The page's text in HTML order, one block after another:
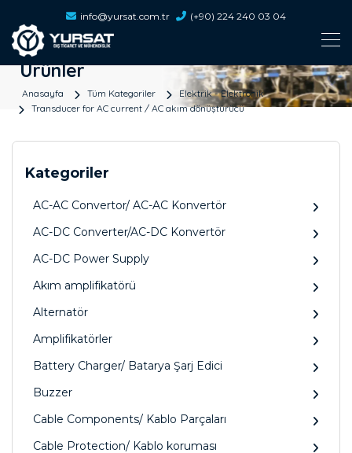
info@yursat.com.tr (+90) 224 240 03 04
Ürünler
Anasayfa Tüm Kategoriler
Elektrik - Elektronik
Transducer for AC current / AC akım dönüştürücü
Kategoriler
AC-AC Convertor/ AC-AC Konvertör
AC-DC Converter/AC-DC Konvertör
AC-DC Power Supply
Akım amplifikatörü
Alternatör
Amplifikatörler
Battery Charger/ Batarya Şarj Edici
Buzzer
Cable Components/ Kablo Parçaları
Cable Protection/ Kablo koruması